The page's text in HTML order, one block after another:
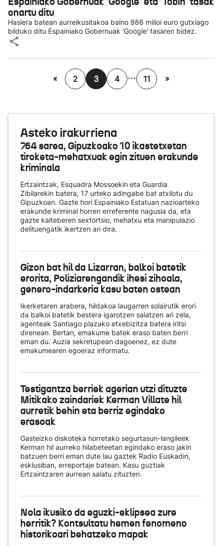
onartu ditu
Hasiera batean aurreikusitakoa baino 986 milioi euro gutxiago
bilduko ditu Espainiako Gobernuak 'Google' tasaren bidez.
« 2 3 4 ... 11 »
Asteko irakurriena
764 sarea, Gipuzkoako 10 ikastetxetan
tiroketa-mehatxuak egin zituen erakunde
kriminala
Ertzaintzak, Esquadra Mossoekin eta Guardia
Zibilarekin batera, 17 urteko adingabe bat atxilotu du
Gipuzkoan. Gazte hori Espainiako Estatuan nazioarteko
erakunde kriminal horren erreferente nagusia da, eta
gazte kalteberen sextortsio, mehatxu eta manipulazio
delituengatik ikertzen ari dira.
Gizon bat hil da Lizarran, balkoi batetik
erorita, Poliziarengandik ihesi zihoala,
genero-indarkeria kasu baten ostean
Ikerketaren arabera, hildakoa laugarren solairutik erori
da balkoi batetik bestera igarotzen saiatzen ari zela,
agenteak Santiago plazako etxebizitza batera iritsi
direnean. Bertan, emakume batek eraso baten berri
eman du. Auzia sekretupean dagoenez, ez dute
emakumearen egoeraz informatu.
Testigantza berriek agerian utzi dituzte
Mitikako zaindariek Kerman Villate hil
aurretik behin eta berriz egindako
erasoak
Gasteizko diskoteka horretako segurtasun-langileek
Kerman hil aurreko hilabeteetan egindako eraso jakin
batzuen berri eman dute lau gaztek Radio Euskadin,
esklusiban, erreportaje batean. Kasu guztiak
Ertzaintzaren aurrean salatu zituzten.
Nola ikusiko da eguzki-eklipsea zure
herritik? Kontsultatu hemen fenomeno
historikoari behatzeko mapak